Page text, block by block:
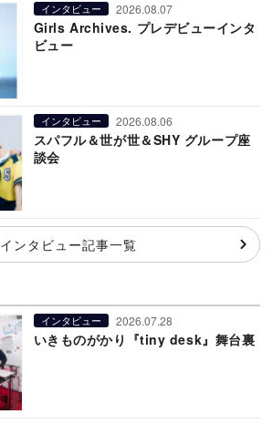
インタビュー 2026.08.07
Girls Archives. プレデビューインタ
ビュー
インタビュー 2026.08.06
スパフル＆世が世＆SHY グループ座
談会
インタビュー記事一覧
インタビュー 2026.07.28
いきものがかり『tiny desk』舞台裏